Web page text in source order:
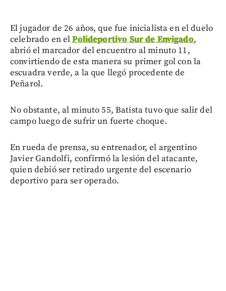
El jugador de 26 años, que fue inicialista en el duelo
celebrado en elPolideportivo Sur de Envigado,
abrió el marcador del encuentro al minuto 11,
convirtiendo de esta manera su primer gol con la
escuadra verde, a la que llegó procedente de
Peñarol.
No obstante, al minuto 55, Batista tuvo que salir del
campo luego de sufrir un fuerte choque.
En rueda de prensa, su entrenador, el argentino
Javier Gandolfi, confirmó la lesión del atacante,
quien debió ser retirado urgente del escenario
deportivo para ser operado.